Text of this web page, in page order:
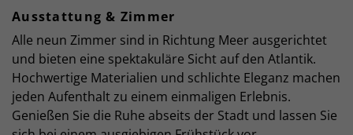
Ausstattung & Zimmer
Alle neun Zimmer sind in Richtung Meer ausgerichtet
und bieten eine spektakuläre Sicht auf den Atlantik.
Hochwertige Materialien und schlichte Eleganz machen
jeden Aufenthalt zu einem einmaligen Erlebnis.
Genießen Sie die Ruhe abseits der Stadt und lassen Sie